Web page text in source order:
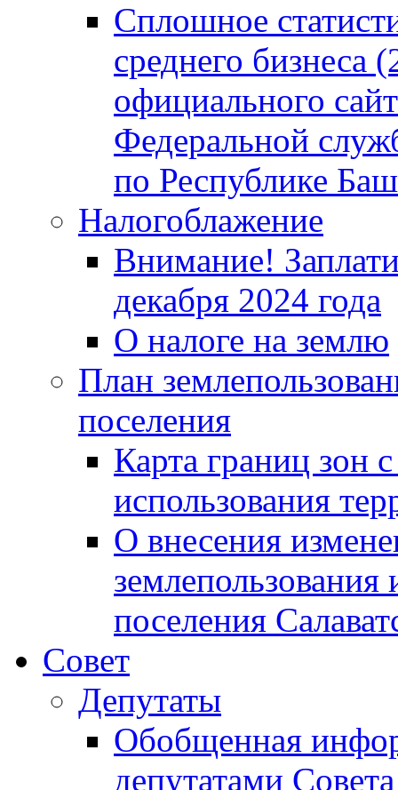
Сплошное
среднего бизнеса
официального
Федеральной
по Республике
Налогоблажение
Внимание!
декабря 2024 года
О налоге на землю
План
поселения
Карта границ зон
использования
О внесения
землепользования
поселения
Совет
Депутаты
Обобщенная
депутатами